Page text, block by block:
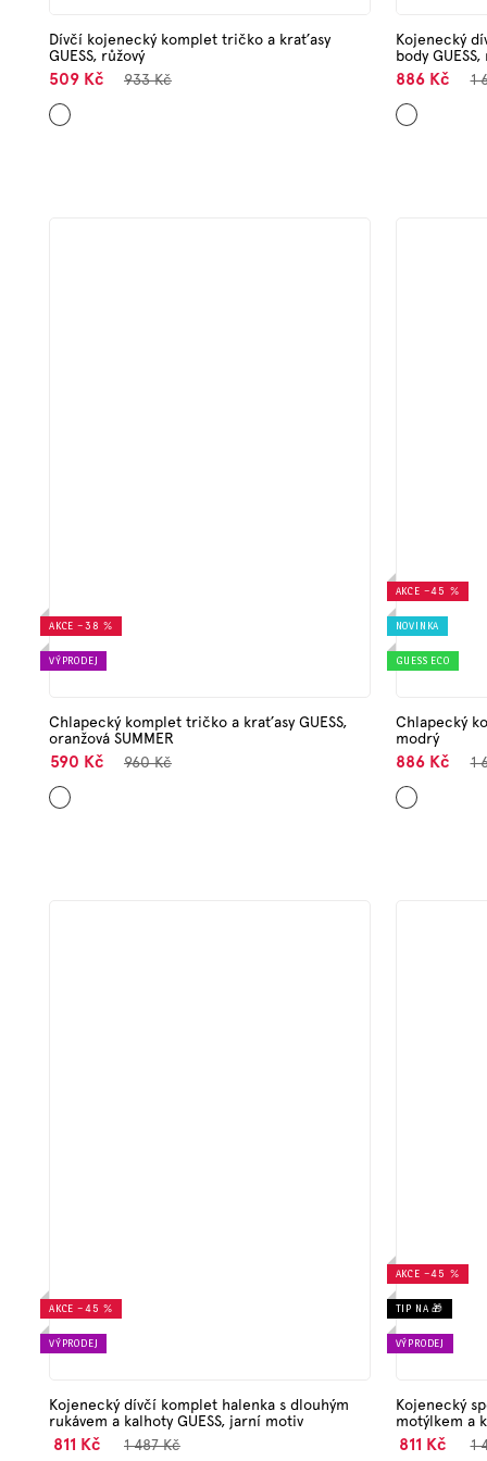
Dívčí kojenecký komplet tričko a kraťasy
GUESS, růžový
509 Kč 933 Kč
Růžová
Kojenecký
body
886 Kč 1
Růžová
AKCE –38 %
VÝPRODEJ
Chlapecký komplet tričko a kraťasy GUESS,
oranžová SUMMER
590 Kč 960 Kč
Oranžová
AKCE –45 %
NOVINKA
GUESS ECO
Chlapecký
modrý
886 Kč 1
Modrá
AKCE –45 %
VÝPRODEJ
Kojenecký dívčí komplet halenka s dlouhým
rukávem a kalhoty GUESS, jarní motiv
811 Kč 1 487 Kč
AKCE –45 %
TIP NA 🎁
VÝPRODEJ
Kojenecký
motýlkem a
811 Kč 1